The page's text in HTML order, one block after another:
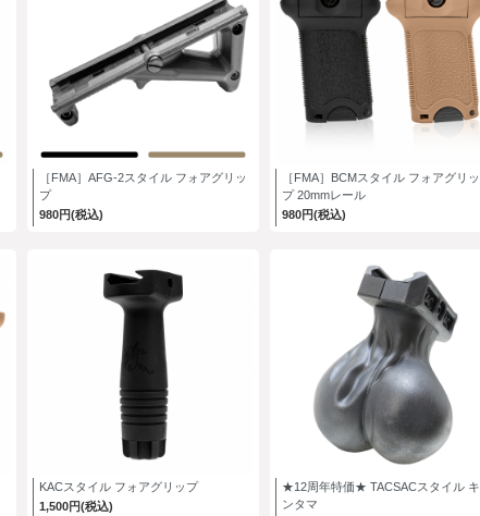
［FMA］AFG-2スタイル フォアグリッ
プ
980円(税込)
［FMA］BCMスタイル フォアグリッ
プ 20mmレール
980円(税込)
KACスタイル フォアグリップ
1,500円(税込)
★12周年特価★ TACSACスタイル キ
ンタマ